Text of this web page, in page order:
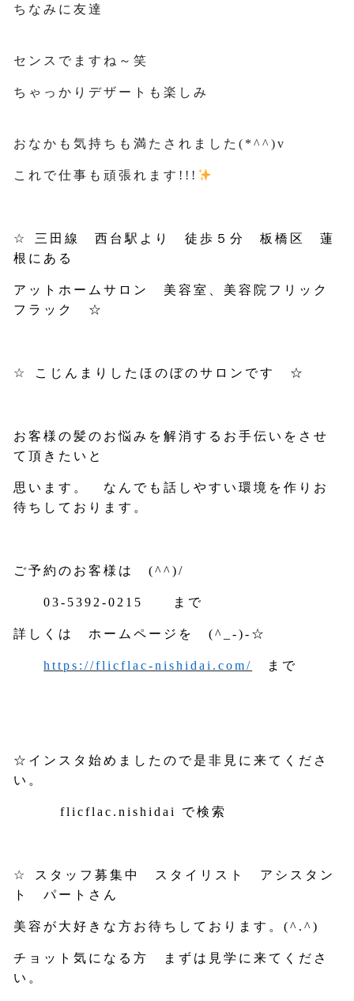
ちなみに友達
センスでますね～笑
ちゃっかりデザートも楽しみ
おなかも気持ちも満たされました(*^^)v
これで仕事も頑張れます!!!
☆
三田線 西台駅より 徒歩５分 板橋区 蓮
根にある
アットホームサロン 美容室、美容院フリック
フラック ☆
☆ こじんまりしたほのぼのサロンです ☆
お客様の髪のお悩みを解消するお手伝いをさせ
て頂きたいと
思います。 なんでも話しやすい環境を作りお
待ちしております。
ご予約のお客様は(^^)/
03-5392-0215 まで
詳しくは ホームページを(^_-)- ☆
https://flicflac-nishidai.com/ まで
☆インスタ始めましたので是非見に来てくださ
い。
flicflac.nishidai で検索
☆
スタッフ募集中 スタイリスト アシスタン
ト パートさん
美容が大好きな方お待ちしております。(^.^)
チョット気になる方 まずは見学に来てくださ
い。